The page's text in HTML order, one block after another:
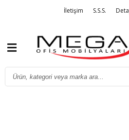
İletişim S.S.S.